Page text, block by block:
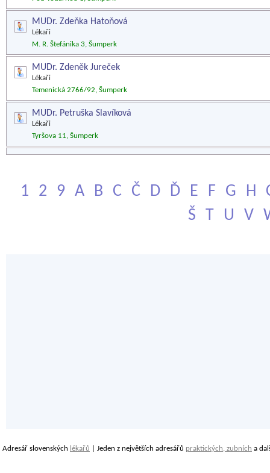
MUDr. Zdeňka Hatoňová
Lékaři
M. R. Štefánika 3, Šumperk
MUDr. Zdeněk Jureček
Lékaři
Temenická 2766/92, Šumperk
MUDr. Petruška Slavíková
Lékaři
Tyršova 11, Šumperk
1 2 9 A B C Č D Ď E F G H
Š
T U V
Adresář slovenských lékařů | Jeden z největších adresářů praktických, zubních a